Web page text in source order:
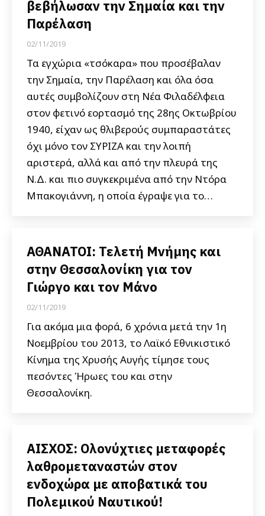
βεβήλωσαν την Σημαία και την
Παρέλαση
02/11/2019
Τα εγχώρια «τσόκαρα» που προσέβαλαν
την Σημαία, την Παρέλαση και όλα όσα
αυτές συμβολίζουν στη Νέα Φιλαδέλφεια
στον φετινό εορτασμό της 28ης Οκτωβρίου
1940, είχαν ως θλιβερούς συμπαραστάτες
όχι μόνο τον ΣΥΡΙΖΑ και την λοιπή
αριστερά, αλλά και από την πλευρά της
Ν.Δ. και πιο συγκεκριμένα από την Ντόρα
Μπακογιάννη, η οποία έγραψε για το…
ΑΘΑΝΑΤΟΙ: Τελετή Μνήμης και
στην Θεσσαλονίκη για τον
Γιώργο και τον Μάνο
02/11/2019
Για ακόμα μια φορά, 6 χρόνια μετά την 1η
Νοεμβρίου του 2013, το Λαϊκό Εθνικιστικό
Κίνημα της Χρυσής Αυγής τίμησε τους
πεσόντες Ήρωες του και στην
Θεσσαλονίκη.
ΑΙΣΧΟΣ: Ολονύχτιες μεταφορές
λαθρομεταναστών στον
ενδοχώρα με αποβατικά του
Πολεμικού Ναυτικού!